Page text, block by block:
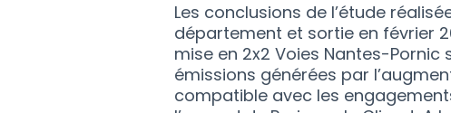
Les conclusions de l’étude
département et sortie en février
mise en 2x2 Voies Nantes-Pornic
émissions générées par
compatible avec les